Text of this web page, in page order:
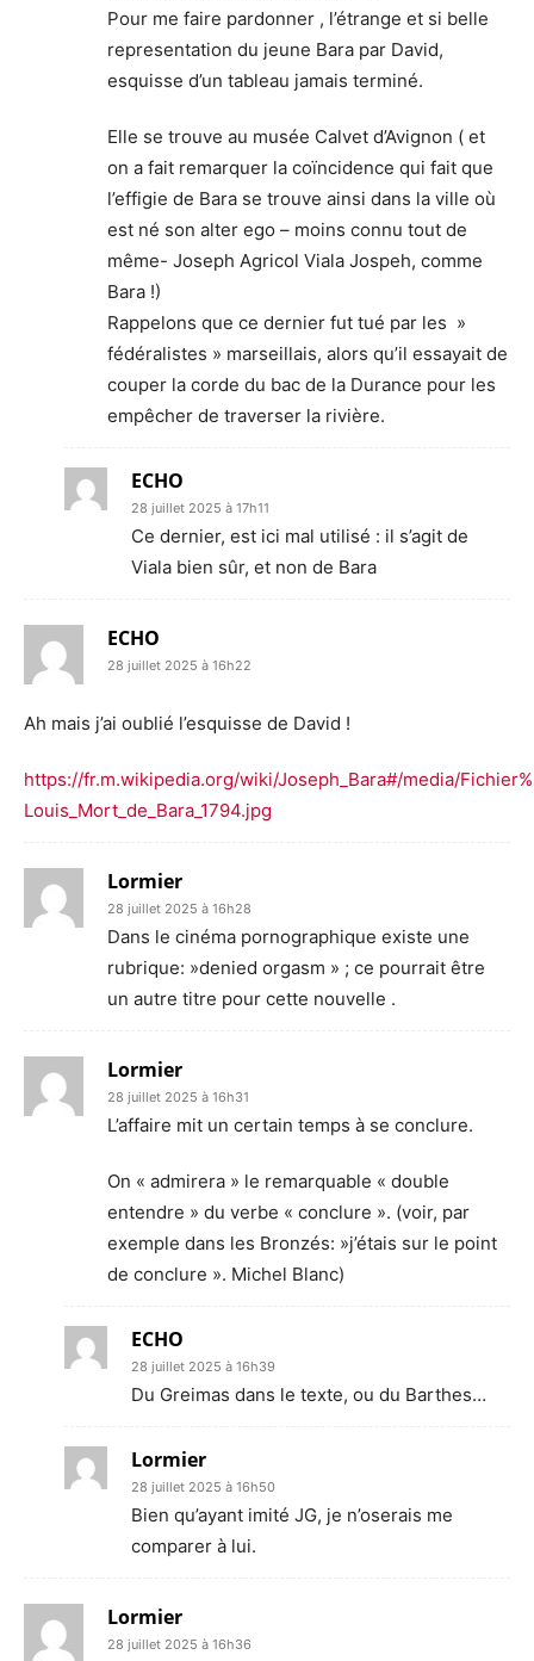
Pour me faire pardonner , l’étrange et si belle
representation du jeune Bara par David,
esquisse d’un tableau jamais terminé.
Elle se trouve au musée Calvet d’Avignon ( et
on a fait remarquer la coïncidence qui fait que
l’effigie de Bara se trouve ainsi dans la ville où
est né son alter ego – moins connu tout de
même- Joseph Agricol Viala Jospeh, comme
Bara !)
Rappelons que ce dernier fut tué par les »
fédéralistes » marseillais, alors qu’il essayait de
couper la corde du bac de la Durance pour les
empêcher de traverser la rivière.
ECHO
28 juillet 2025 à 17h11
Ce dernier, est ici mal utilisé : il s’agit de
Viala bien sûr, et non de Bara
ECHO
28 juillet 2025 à 16h22
Ah mais j’ai oublié l’esquisse de David !
https://fr.m.wikipedia.org/wiki/Joseph_Bara#/media/
Louis_Mort_de_Bara_1794.jpg
Lormier
28 juillet 2025 à 16h28
Dans le cinéma pornographique existe une
rubrique: »denied orgasm » ; ce pourrait être
un autre titre pour cette nouvelle .
Lormier
28 juillet 2025 à 16h31
L’affaire mit un certain temps à se conclure.
On « admirera » le remarquable « double
entendre » du verbe « conclure ». (voir, par
exemple dans les Bronzés: »j’étais sur le point
de conclure ». Michel Blanc)
ECHO
28 juillet 2025 à 16h39
Du Greimas dans le texte, ou du Barthes…
Lormier
28 juillet 2025 à 16h50
Bien qu’ayant imité JG, je n’oserais me
comparer à lui.
Lormier
28 juillet 2025 à 16h36